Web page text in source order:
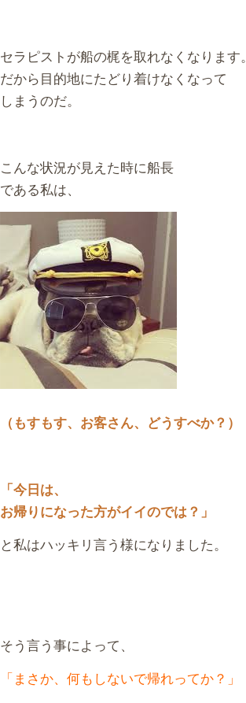
セラピストが船の梶を取れなくなります。
だから目的地にたどり着けなくなって
しまうのだ。
こんな状況が見えた時に船長
である私は、
（もすもす、お客さん、 どうすべか？）
「今日は、
お帰りになった方がイイのでは？」
と私はハッキリ言う様になりました。
そう言う事によって、
「まさか、何もしないで帰れってか？」